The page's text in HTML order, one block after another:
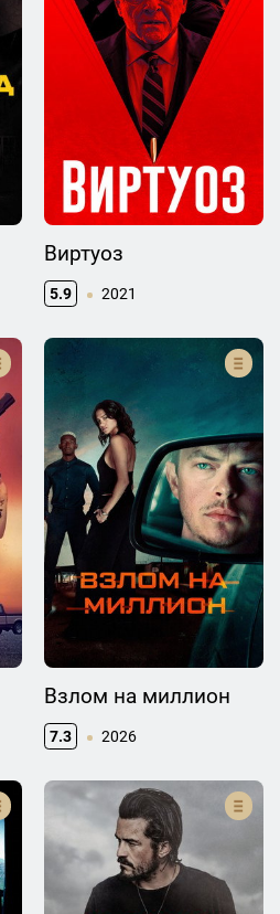
Виртуоз
5.9 2021
Взлом на миллион
7.3 2026